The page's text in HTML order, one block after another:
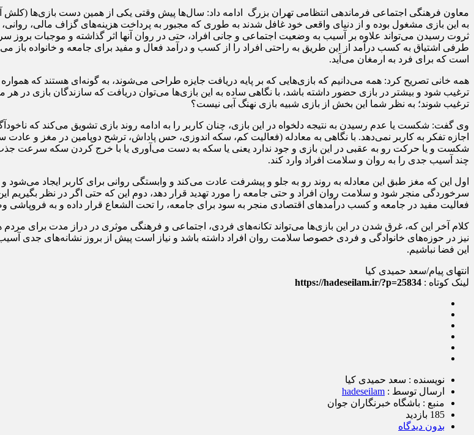
معاون فرهنگی اجتماعی فرماندهی انتظامی تهران بزرگ ادامه داد: سال‌ها پیش وقتی یکی از همین دست بازی‌ها (کلش
به این بازی مشغول بوده و از دنیای واقعی خود غافل شدند به طوری که مجبور به پرداخت هزینه‌های گزاف مالی،
ثروت رسیدن می‌تواند علاوه بر آسیب به وضعیت اجتماعی و جانی افراد، حتی در روان آنها اثر گذاشته و موجبات
طرفی اشتیاق به کسب درآمد از این طریق به راحتی افراد را از کسب و درآمد فعال و مفید برای جامعه و خانواده باز
است که برای فرد به ارمغان می‌آید.
همه خانی تصریح کرد: همه می‌دانیم که بازی‌هایی که بر پایه دریافت جایزه طراحی می‌شوند، به گونه‌ای هستند که
ترغیب شود و بیشتر در بازی حضور داشته باشد، با نگاهی ساده به این بازی‌ها می‌توان دریافت که سازندگان بازی در هر
ترغیب شوند؛ به نظر شما این بخش از بازی شبیه بازی نهنگ آبی نیست؟
وی گفت: شکست یا عدم رسیدن به نتیجه دلخواه در این بازی، چنان کاربر را به ادامه روند بازی تشویق می‌کند که
اجازه تفکر به کاربر نمی‌دهد. با نگاهی به معادله (فعالیت کم، سکه اندوزی، حس پاداش، ترشح دوپامین در مغز و
شکست و یا حرکت رو به عقبی در این بازی و جود ندارد یعنی یا سکه به دست می‌آوری یا با خرج کردن سکه سرعت
چند آسیب جدی را به روان و سلامت افراد وارد کند.
اول این که مغز طبق این معادله به روند رو به جلو و پیشرفت عادت می‌کند و وابستگی روانی برای کاربر ایجاد می‌شود و
سرخوردگی منجر شود و سلامت روان افراد و حتی جامعه را مورد تهدید قرار دهد، دوم این که حتی اگر در نظر بگیریم
فعالیت مفید در جامعه و کسب درآمد‌های اقتصادی منجر به سود برای جامعه، را تحت الشعاع قرار داده و به
کلام آخر این که، غرق شدن در این بازی‌ها می‌تواند تکانه‌های فردی، اجتماعی و فرهنگی موثری در دراز مدت برای
نیز در حوزه‌های خانوادگی و فردی خصوصا سلامت روان افراد داشته باشد و نیاز است پیش از بروز نشانه‌های جدی
این فضا نباشیم.
انتهای پیام/سعد حمیدی کیا
لینک کوتاه : https://hadeseilam.ir/?p=25834
نویسنده : سعد حمیدی کیا
ارسال توسط : hadeseilam
منبع : باشگاه خبرنگاران جوان
185 بازدید
بدون دیدگاه